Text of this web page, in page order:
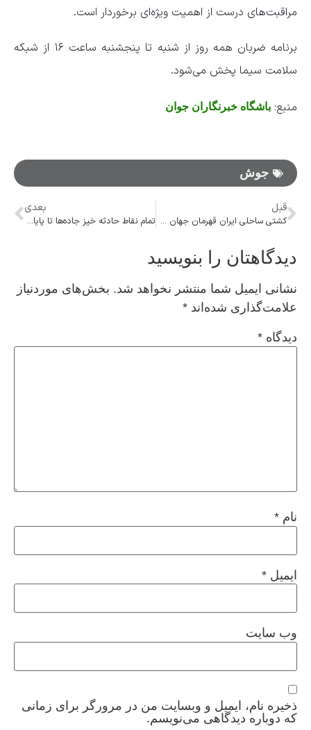
مراقبت‌های درست از اهمیت ویژه‌ای برخوردار است.
برنامه ضربان همه روز از شنبه تا پنجشنبه ساعت ۱۶ از شبکه
سلامت سیما پخش می‌شود.
منبع: باشگاه خبرنگاران جوان
جوش
قبل
کشتی ساحلی ایران قهرمان جهان شد
بعدی
تمام نقاط حادثه‌ خیز جاده‌ها تا پایان دولت اصلاح می‌شود
دیدگاهتان را بنویسید
نشانی ایمیل شما منتشر نخواهد شد. بخش‌های موردنیاز
علامت‌گذاری شده‌اند *
دیدگاه *
نام *
ایمیل *
وب‌ سایت
ذخیره نام، ایمیل و وبسایت من در مرورگر برای زمانی
که دوباره دیدگاهی می‌نویسم.